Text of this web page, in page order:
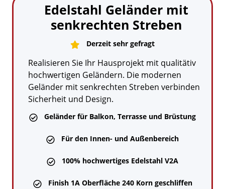
Edelstahl Geländer mit
senkrechten Streben
 Derzeit sehr gefragt
Realisieren Sie Ihr Hausprojekt mit qualitätiv
hochwertigen Geländern. Die modernen
Geländer mit senkrechten Streben verbinden
Sicherheit und Design.
 Geländer für Balkon, Terrasse und Brüstung
 Für den Innen- und Außenbereich
 100% hochwertiges Edelstahl V2A
 Finish 1A Oberfläche 240 Korn geschliffen